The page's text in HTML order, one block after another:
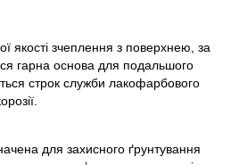
якості зчеплення з поверхнею, за
гарна основа для подальшого
строк служби лакофарбового
для захисного ґрунтування